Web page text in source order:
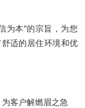
为本”的宗旨，为您
适的居住环境和优
客户解燃眉之急